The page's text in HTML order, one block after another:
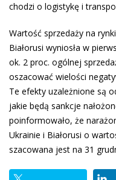
chodzi o logistykę i
Wartość sprzedaży na
Białorusi wyniosła w
ok. 2 proc. ogólnej
oszacować wielości
Te efekty uzależnione są
jakie będą sankcje
poinformowało, że
Ukrainie i Białorusi o
szacowana jest na 31